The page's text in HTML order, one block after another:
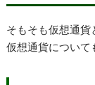
そもそも仮想通
仮想通貨について